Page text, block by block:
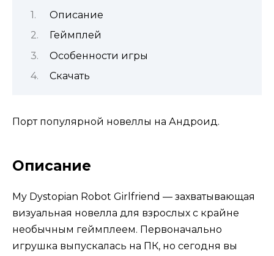
Описание
Геймплей
Особенности игры
Скачать
Порт популярной новеллы на Андроид.
Описание
My Dystopian Robot Girlfriend — захватывающая
визуальная новелла для взрослых с крайне
необычным геймплеем. Первоначально
игрушка выпускалась на ПК, но сегодня вы